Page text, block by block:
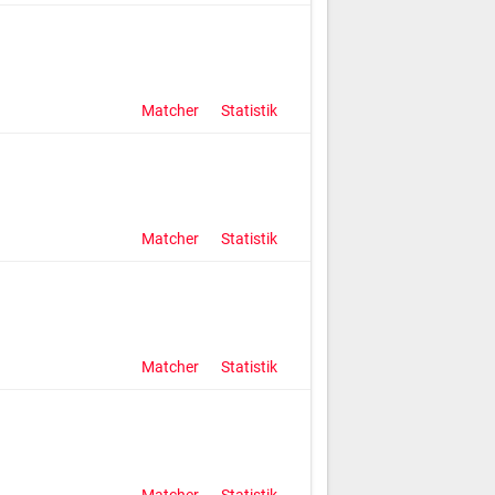
Matcher Statistik
Matcher Statistik
Matcher Statistik